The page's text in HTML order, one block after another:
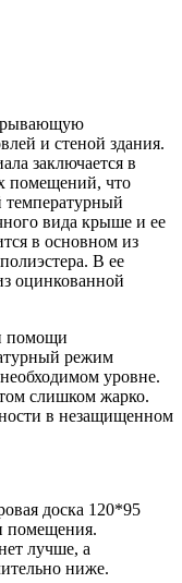
и стеной здания.
заключается в
помещений, что
температурный
вида крыше и ее
в основном из
В ее
оцинкованной
помощи
режим
уровне.
слишком жарко.
в незащищенном
доска 120*95
помещения.
лучше, а
ниже.